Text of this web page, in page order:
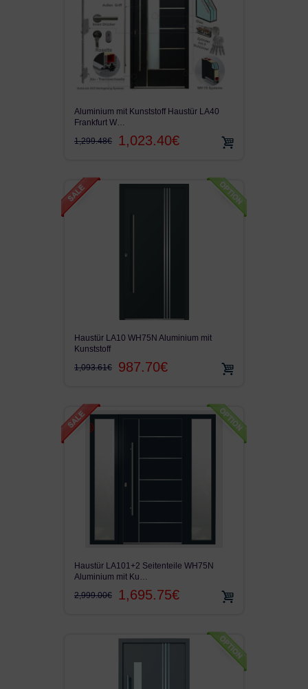
LAGER FENSTER
Aluminium mit Kunststoff Haustür LA40
Frankfurt W…
1,299.48€
1,023.40€
Haustür LA10 WH75N Aluminium mit
Kunststoff
1,093.61€
987.70€
Haustür LA101+2 Seitenteile WH75N
Aluminium mit Ku…
2,999.00€
1,695.75€